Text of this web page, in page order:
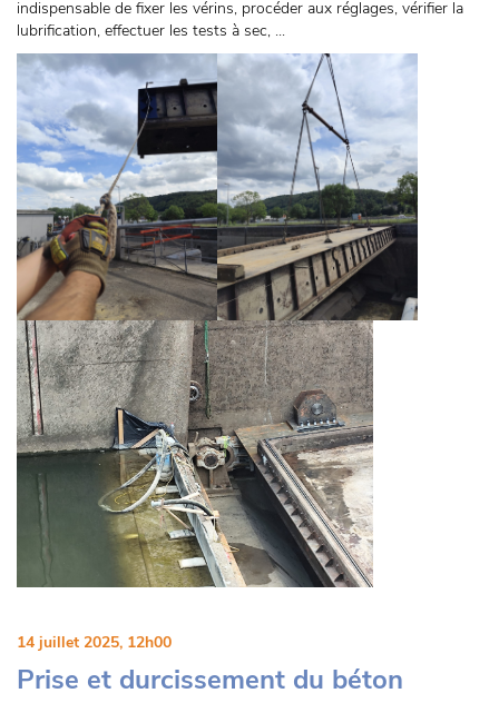
indispensable de fixer les vérins, procéder aux réglages, vérifier la
lubrification, effectuer les tests à sec, ...
14 juillet 2025, 12h00
Prise et durcissement du béton